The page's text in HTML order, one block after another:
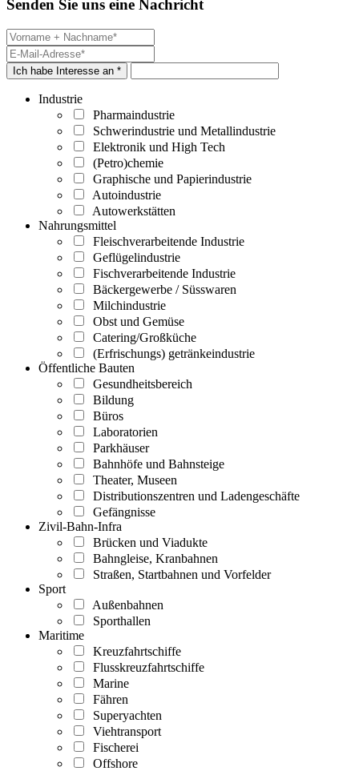
Senden Sie uns eine Nachricht
Ich habe Interesse an *
Industrie
Pharmaindustrie
Schwerindustrie und Metallindustrie
Elektronik und High Tech
(Petro)chemie
Graphische und Papierindustrie
Autoindustrie
Autowerkstätten
Nahrungsmittel
Fleischverarbeitende Industrie
Geflügelindustrie
Fischverarbeitende Industrie
Bäckergewerbe / Süsswaren
Milchindustrie
Obst und Gemüse
Catering/Großküche
(Erfrischungs) getränkeindustrie
Öffentliche Bauten
Gesundheitsbereich
Bildung
Büros
Laboratorien
Parkhäuser
Bahnhöfe und Bahnsteige
Theater, Museen
Distributionszentren und Ladengeschäfte
Gefängnisse
Zivil-Bahn-Infra
Brücken und Viadukte
Bahngleise, Kranbahnen
Straßen, Startbahnen und Vorfelder
Sport
Außenbahnen
Sporthallen
Maritime
Kreuzfahrtschiffe
Flusskreuzfahrtschiffe
Marine
Fähren
Superyachten
Viehtransport
Fischerei
Offshore